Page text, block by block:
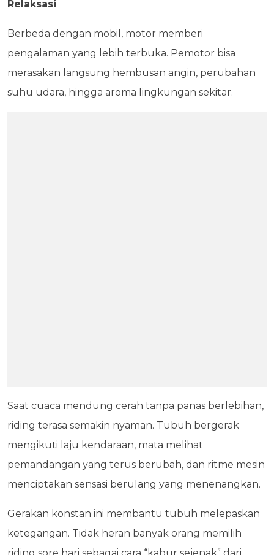
Relaksasi
Berbeda dengan mobil, motor memberi
pengalaman yang lebih terbuka. Pemotor bisa
merasakan langsung hembusan angin, perubahan
suhu udara, hingga aroma lingkungan sekitar.
Saat cuaca mendung cerah tanpa panas berlebihan,
riding terasa semakin nyaman. Tubuh bergerak
mengikuti laju kendaraan, mata melihat
pemandangan yang terus berubah, dan ritme mesin
menciptakan sensasi berulang yang menenangkan.
Gerakan konstan ini membantu tubuh melepaskan
ketegangan. Tidak heran banyak orang memilih